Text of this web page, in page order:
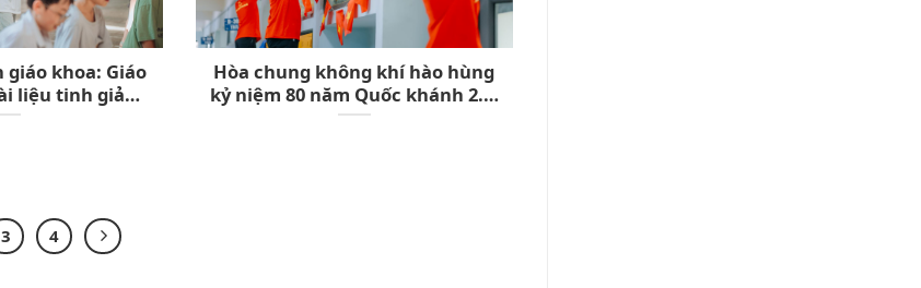
khoa: Giáo
liệu tinh giản,
tiễn
Hòa chung không khí hào hùng
kỷ niệm 80 năm Quốc khánh 2.9,
nhiều trường học ở Hà Nội trang
3 4